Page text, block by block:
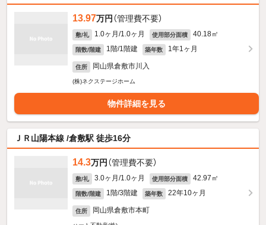
13.97万円 （管理費不要）
敷/礼 1.0ヶ月/1.0ヶ月 使用部分面積 40.18㎡
階数/階建 1階/1階建 築年数 1年1ヶ月
住所 岡山県倉敷市川入
(株)ネクステージホーム
物件詳細を見る
ＪＲ山陽本線 /倉敷駅 徒歩16分
14.3万円 （管理費不要）
敷/礼 3.0ヶ月/1.0ヶ月 使用部分面積 42.97㎡
階数/階建 1階/3階建 築年数 22年10ヶ月
住所 岡山県倉敷市本町